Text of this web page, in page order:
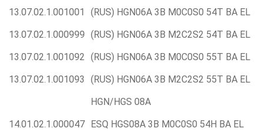
13.07.02.1.001001
(RUS) HGN06A 3B M0C0S0 54T BA EL
13.07.02.1.000999 (RUS) HGN06A 3B M2C2S2 54T BA EL
13.07.02.1.001092 (RUS) HGN06A 3B M0C0S0 55T BA EL
13.07.02.1.001093
(RUS) HGN06A 3B M2C2S2 55T BA EL
HGN/HGS 08А
14.01.02.1.000047 ESQ HGS08A 3B M0C0S0 54H BA EL